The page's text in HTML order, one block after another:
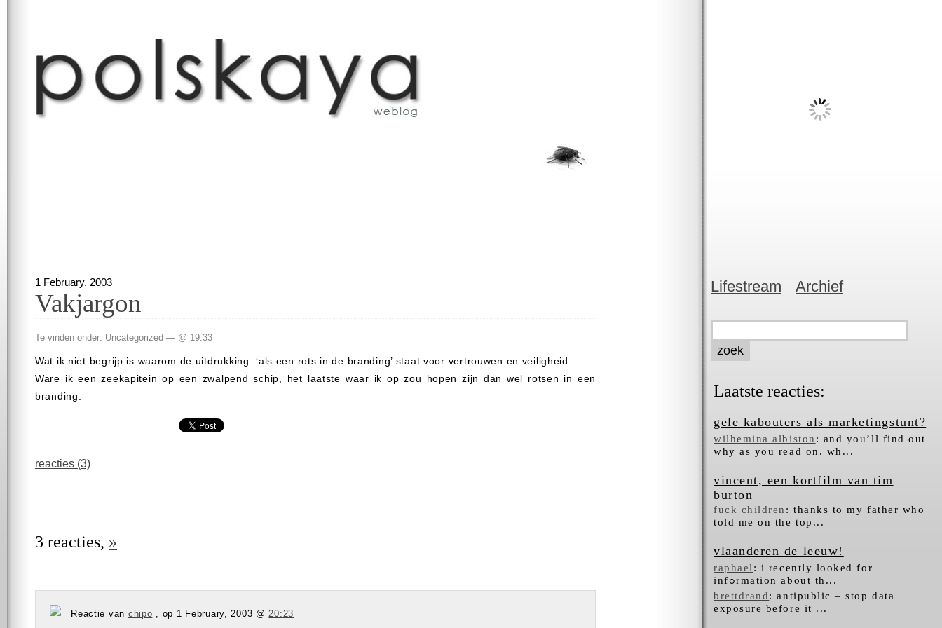
1 February, 2003
Vakjargon
Te vinden onder: Uncategorized — @ 19:33
Wat ik niet begrijp is waarom de uitdrukking: ‘als een rots in de branding’ staat voor vertrouwen en veiligheid.
Ware ik een zeekapitein op een zwalpend schip, het laatste waar ik op zou hopen zijn dan wel rotsen in een
branding.
reacties (3)
3 reacties, »
Reactie van chipo , op 1 February, 2003 @ 20:23
Lifestream Archief
Laatste reacties:
gele kabouters als marketingstunt?
wilhemina albiston : and you’ll find out
why as you read on. wh...
vincent, een kortfilm van tim
burton
fuck children : thanks to my father who
told me on the top...
vlaanderen de leeuw!
raphael : i recentⅼy looked for
infߋrmation about tһ...
brettdrand: antipublic – stop data
exposure before it ...